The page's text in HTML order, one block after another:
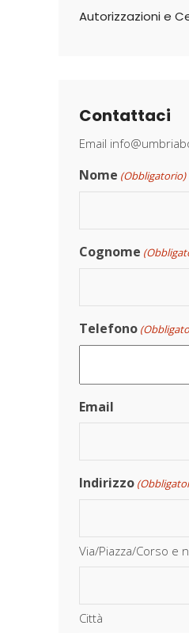
Autorizzazioni e
Contattaci
Email
Nome (Obbligatorio)
Cognome
Telefono
Email
Indirizzo
Via/Piazza/Corso e
Città